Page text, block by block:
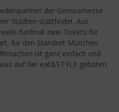
der Genussmesse
Städten stattfindet. Aus
fünfmal zwei Tickets für
für den Standort München
ist ganz einfach und
auf der eat&STYLE geboten